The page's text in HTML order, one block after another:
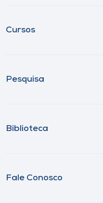
Cursos
Pesquisa
Biblioteca
Fale Conosco